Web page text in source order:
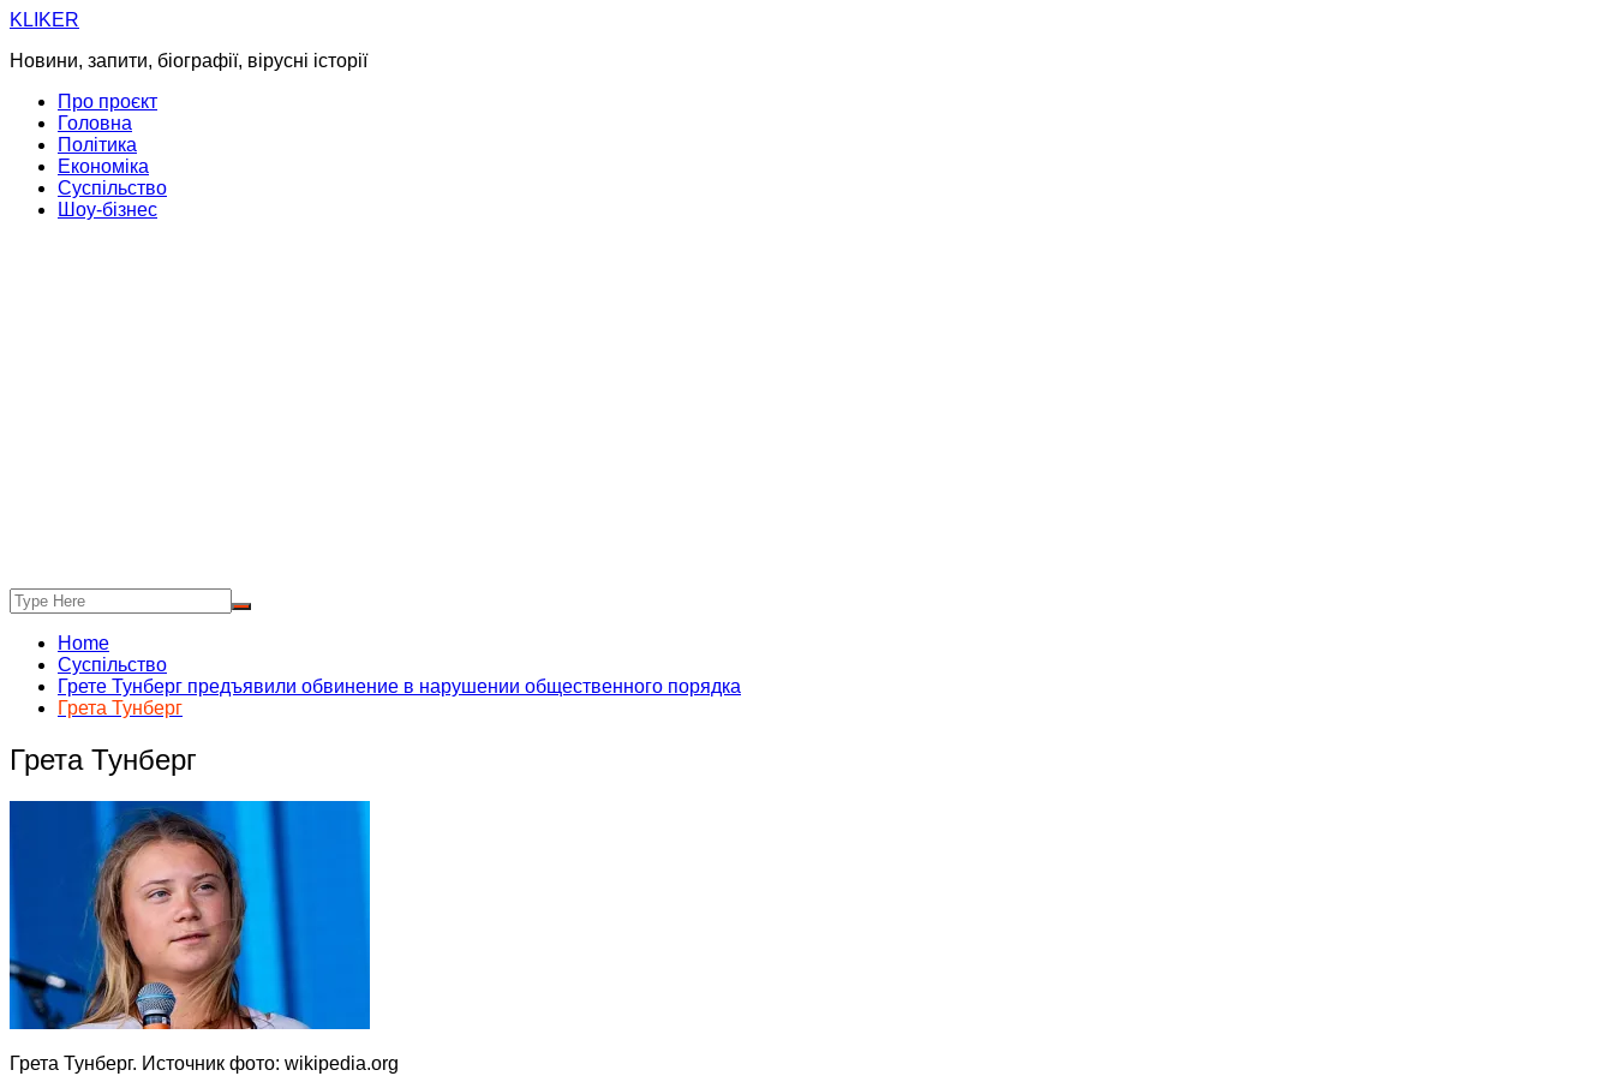
Skip
content
KLIKER
Новини, запити, біографії, вірусні історії
Про проєкт
Головна
Політика
Економіка
Суспільство
Шоу-бізнес
Home
Суспільство
Грете Тунберг предъявили обвинение в нарушении общественного порядка
Грета Тунберг
Грета Тунберг
Грета Тунберг. Источник фото: wikipedia.org